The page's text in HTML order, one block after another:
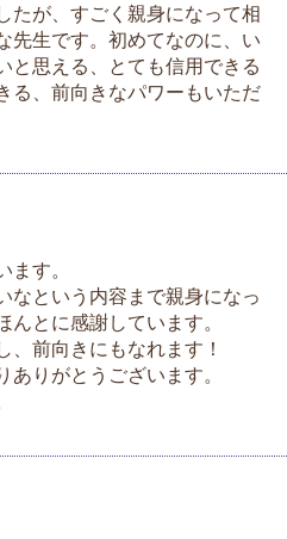
たが、すごく親身になって相
先生です。初めてなのに、い
と思える、とても信用できる
る、前向きなパワーもいただ
す。
なという内容まで親身になっ
とに感謝しています。
、前向きにもなれます！
りがとうございます。